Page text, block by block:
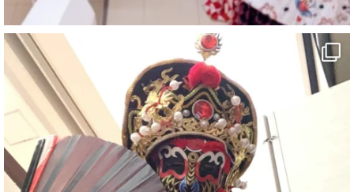
#一人旅
#女性マジシャン
#出張マジック
#マジシャン派遣
#イリュージョン
#和歌山県
#白浜町
#変面ショー
#イベント
#宴会
#余興